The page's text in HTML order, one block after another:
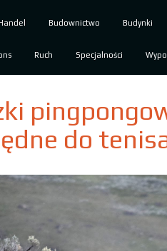
Budownictwo Budynki
Ruch Specjalności
do